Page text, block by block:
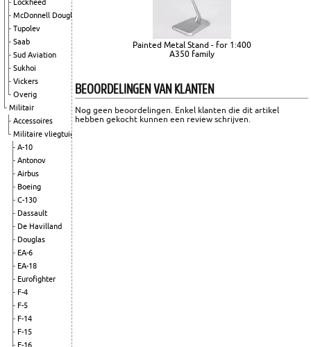
Lockheed
McDonnell Douglas
Tupolev
Saab
Sud Aviation
Sukhoi
Vickers
Overig
Militair
Accessoires
Militaire vliegtuigen
A-10
Antonov
Airbus
Boeing
C-130
Dassault
De Havilland
Douglas
EA-6
EA-18
Eurofighter
F-4
F-5
F-14
F-15
F-16
Painted Metal Stand - for 1:400
A350 family
BEOORDELINGEN VAN KLANTEN
Nog geen beoordelingen. Enkel klanten die dit artikel
hebben gekocht kunnen een review schrijven.